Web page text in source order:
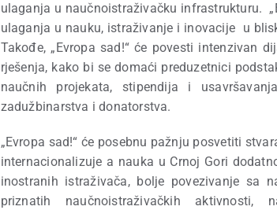
ulaganja u naučnoistraživačku infrastrukturu.
ulaganja u nauku, istraživanje i inovacije u
Takođe, „Evropa sad!“ će povesti intenzivan
rješenja, kako bi se domaći preduzetnici
naučnih projekata, stipendija i
zadužbinarstva i donatorstva.
„Evropa sad!“ će posebnu pažnju posvetiti
internacionalizuje a nauka u Crnoj Gori
inostranih istraživača, bolje povezivanje sa
priznatih naučnoistraživačkih